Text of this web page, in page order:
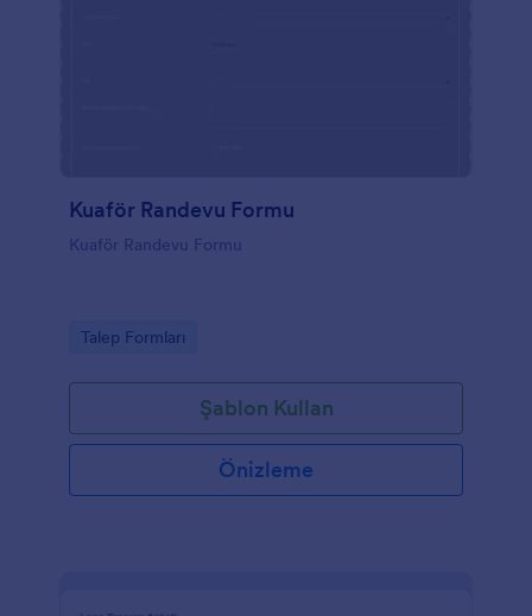
Kuaför Randevu Formu
Kuaför Randevu Formu
Go to Category:
Talep Formları
Şablon Kullan
Önizleme